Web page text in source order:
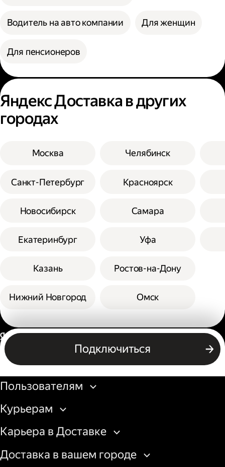
Водитель на авто компании Для женщин
Для пенсионеров
Яндекс Доставка в других
городах
Москва
Санкт-Петербург
Новосибирск
Екатеринбург
Казань
Нижний Новгород
Челябинск
Красноярск
Самара
Уфа
Ростов-на-Дону
Омск
Подключиться
Россия
Бизнесу
Пользователям
Курьерам
Карьера в Доставке
Доставка в вашем городе